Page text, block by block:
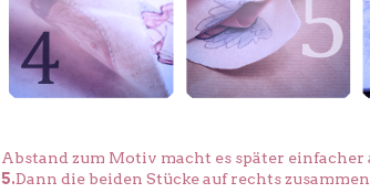
Abstand zum Motiv macht es später einfacher
5.Dann die beiden Stücke auf rechts